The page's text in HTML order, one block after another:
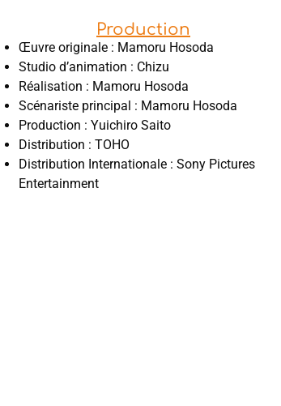
Production
Œuvre originale : Mamoru Hosoda
Studio d’animation : Chizu
Réalisation : Mamoru Hosoda
Scénariste principal : Mamoru Hosoda
Production : Yuichiro Saito
Distribution : TOHO
Distribution Internationale : Sony Pictures
Entertainment